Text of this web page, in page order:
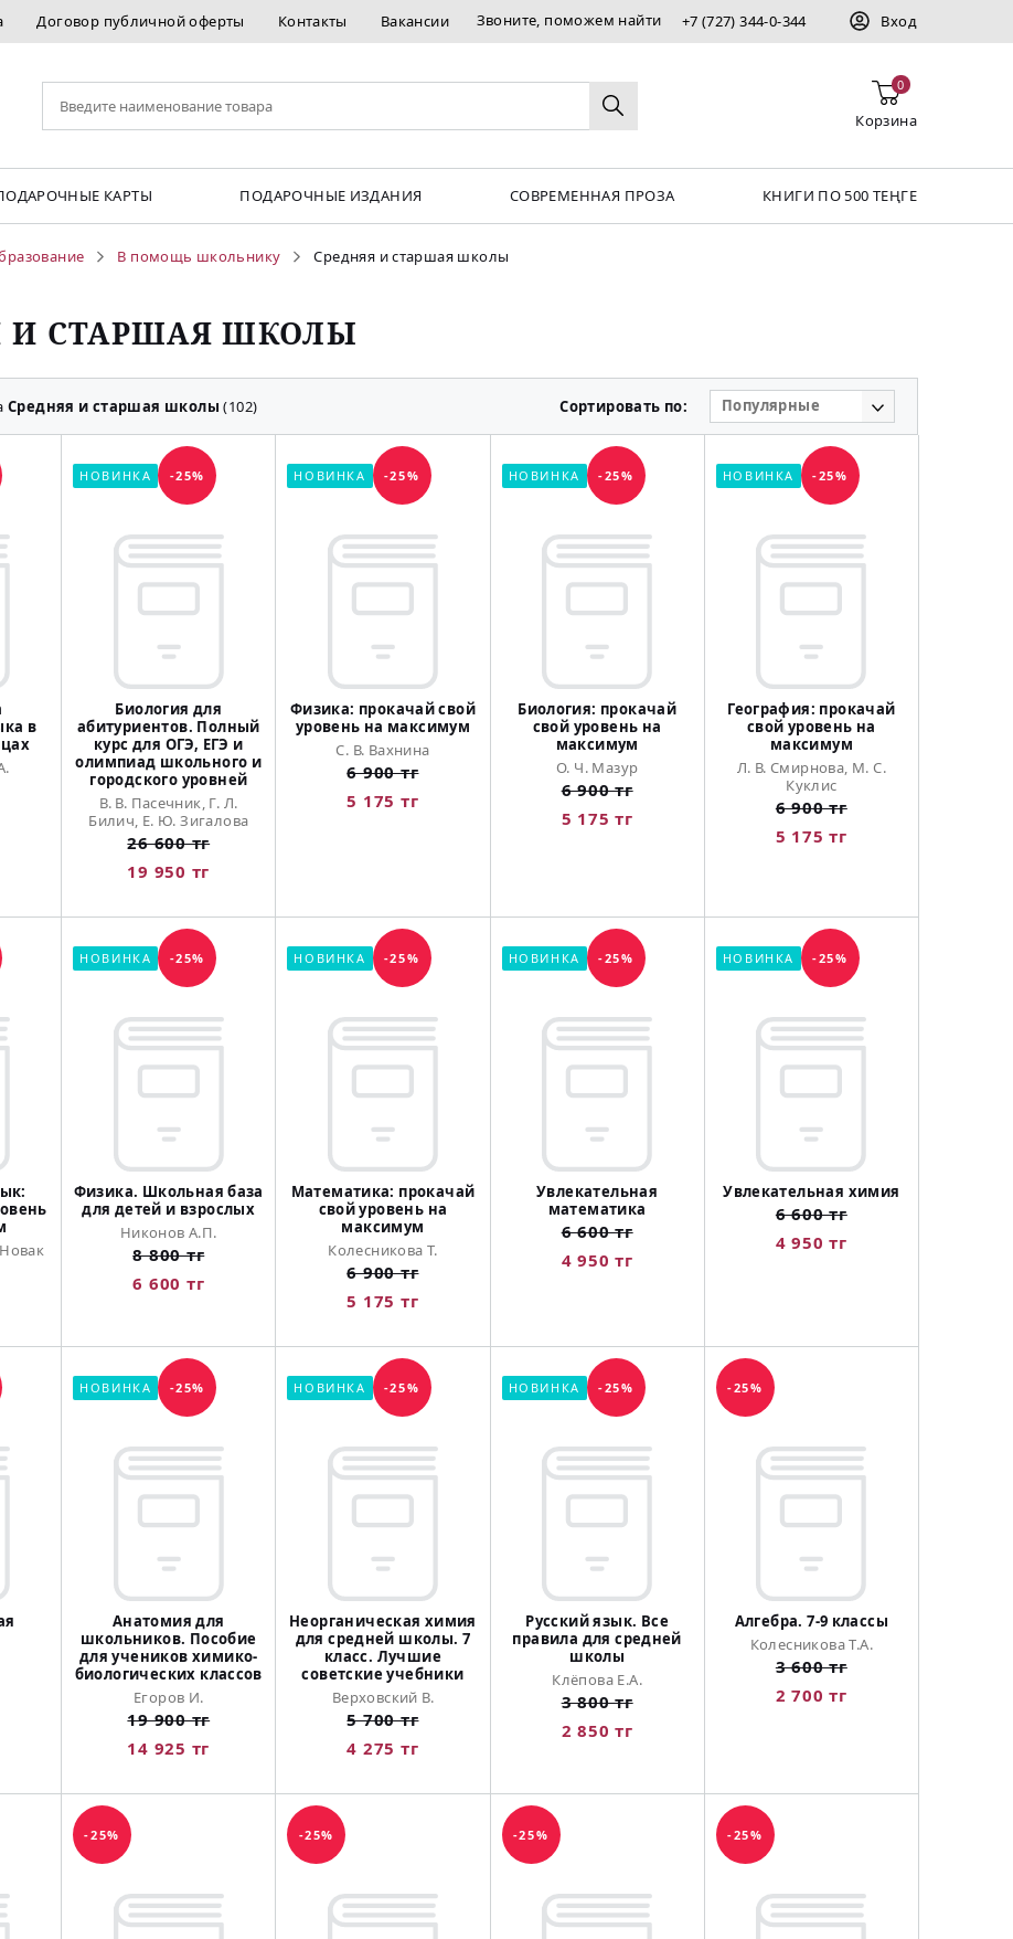
Договор публичной оферты Контакты Вакансии Звоните, поможем найти +7 (727) 344-0-344 Вход
0
Корзина
КАРТЫ ПОДАРОЧНЫЕ ИЗДАНИЯ СОВРЕМЕННАЯ ПРОЗА КНИГИ ПО 500 ТЕҢГЕ
В помощь школьнику Средняя и старшая школы
И СТАРШАЯ ШКОЛЫ
Средняя и старшая школы (102) Сортировать по: Популярные
в
НОВИНКА -25%
Биология для
абитуриентов. Полный
курс для ОГЭ, ЕГЭ и
олимпиад школьного и
городского уровней
В. В. Пасечник, Г. Л.
Билич, Е. Ю. Зигалова
26 600 тг
19 950 тг
НОВИНКА -25%
Физика: прокачай свой
уровень на максимум
С. В. Вахнина
6 900 тг
5 175 тг
НОВИНКА -25%
Биология: прокачай
свой уровень на
максимум
О. Ч. Мазур
6 900 тг
5 175 тг
НОВИНКА -25%
География: прокачай
свой уровень на
максимум
Л. В. Смирнова, М. С.
Куклис
6 900 тг
5 175 тг
НОВИНКА -25%
Физика. Школьная база
для детей и взрослых
Никонов А.П.
8 800 тг
6 600 тг
НОВИНКА -25%
Математика: прокачай
свой уровень на
максимум
Колесникова Т.
6 900 тг
5 175 тг
НОВИНКА -25%
Увлекательная
математика
6 600 тг
4 950 тг
НОВИНКА -25%
Увлекательная химия
6 600 тг
4 950 тг
НОВИНКА -25%
Анатомия для
школьников. Пособие
для учеников химико-
биологических классов
Егоров И.
19 900 тг
14 925 тг
НОВИНКА -25%
Неорганическая химия
для средней школы. 7
класс. Лучшие
советские учебники
Верховский В.
5 700 тг
4 275 тг
НОВИНКА -25%
Русский язык. Все
правила для средней
школы
Клёпова Е.А.
3 800 тг
2 850 тг
-25%
Алгебра. 7-9 классы
Колесникова Т.А.
3 600 тг
2 700 тг
-25% -25% -25% -25%